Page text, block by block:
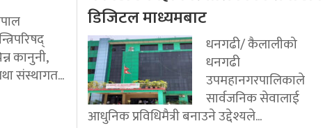
कानुनी,
संस्थागत...
डिजिटल माध्यमबाट
धनगढी/ कैलालीको
धनगढी
उपमहानगरपालिकाले
सार्वजनिक सेवालाई
आधुनिक प्रविधिमैत्री बनाउने उद्देश्यले...